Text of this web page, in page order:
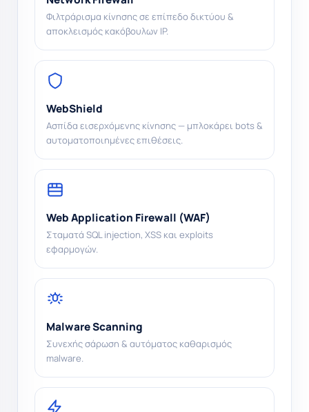
αποκλεισμός κακόβουλων IP.
WebShield
Ασπίδα εισερχόμενης κίνησης — μπλοκάρει bots &
αυτοματοποιημένες επιθέσεις.
Σταματά SQL injection, XSS και exploits
εφαρμογών.
Συνεχής σάρωση & αυτόματος καθαρισμός
malware.